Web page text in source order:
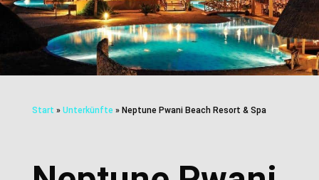
Start » Unterkünfte » Neptune Pwani Beach Resort & Spa